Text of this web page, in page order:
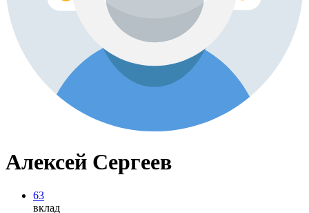
Алексей Сергеев
63
вклад